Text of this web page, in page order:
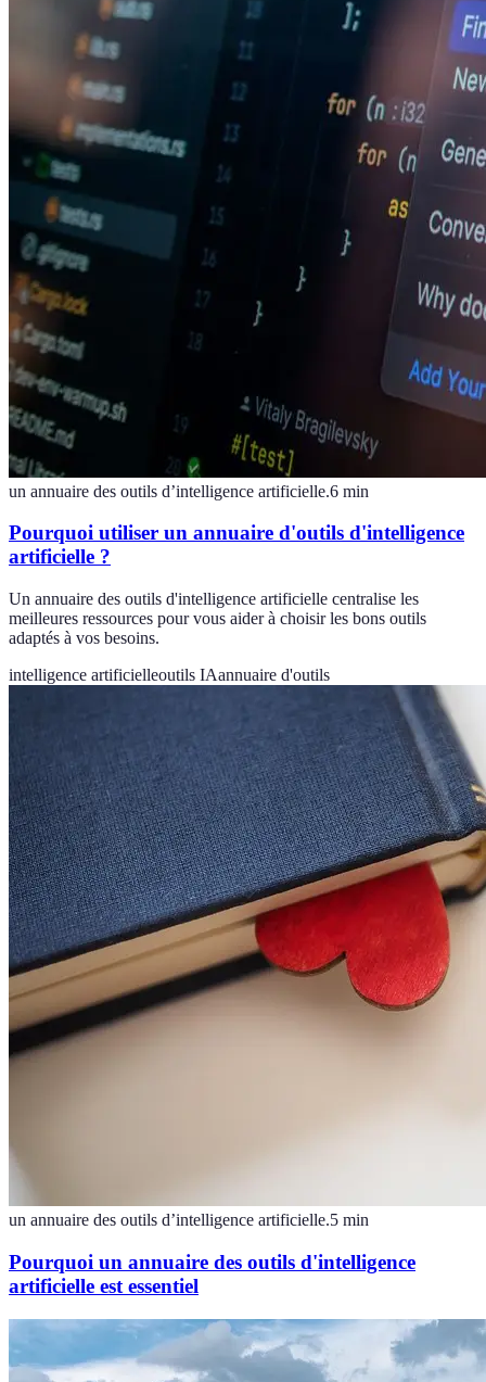
un annuaire des outils d’intelligence artificielle.6 min
Pourquoi utiliser un annuaire d'outils d'intelligence
artificielle ?
Un annuaire des outils d'intelligence artificielle centralise les
meilleures ressources pour vous aider à choisir les bons outils
adaptés à vos besoins.
intelligence artificielleoutils IAannuaire d'outils
un annuaire des outils d’intelligence artificielle.5 min
Pourquoi un annuaire des outils d'intelligence
artificielle est essentiel